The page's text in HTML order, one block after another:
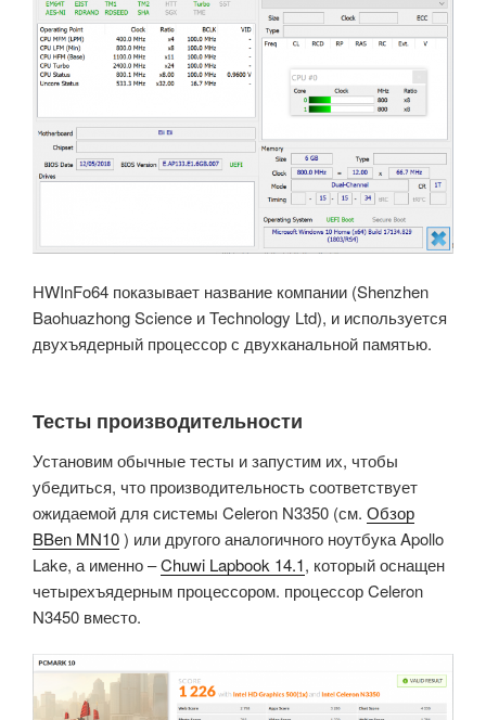
HWInFo64 показывает название компании (Shenzhen
Baohuazhong Science и Technology Ltd), и используется
двухъядерный процессор с двухканальной памятью.
Тесты производительности
Установим обычные тесты и запустим их, чтобы
убедиться, что производительность соответствует
ожидаемой для системы Celeron N3350 (см. Обзор
BBen MN10) или другого аналогичного ноутбука Apollo
Lake, а именно –Chuwi Lapbook 14.1, который оснащен
четырехъядерным процессором. процессор Celeron
N3450 вместо.